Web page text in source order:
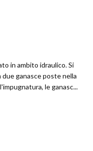
in ambito idraulico. Si
ganasce poste nella
le ganasc...